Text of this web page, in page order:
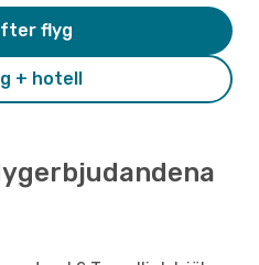
+ hotell
flyg